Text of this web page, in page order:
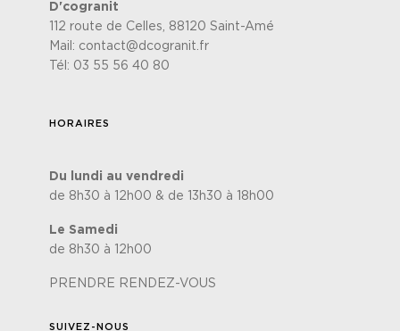
D'cogranit
112 route de Celles, 88120 Saint-Amé
Mail: contact@dcogranit.fr
Tél: 03 55 56 40 80
HORAIRES
Du lundi au vendredi
de 8h30 à 12h00 & de 13h30 à 18h00
Le Samedi
de 8h30 à 12h00
PRENDRE RENDEZ-VOUS
SUIVEZ-NOUS